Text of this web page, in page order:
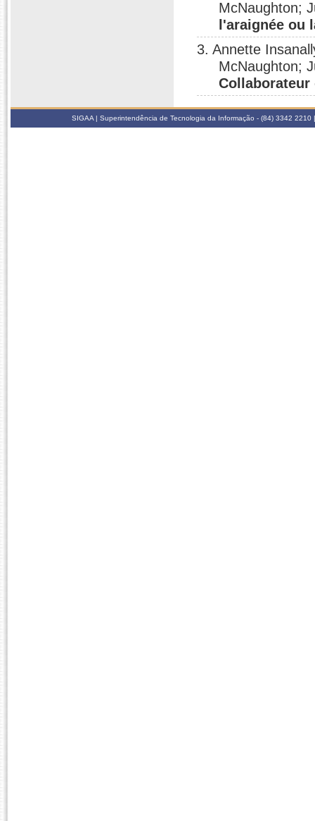
McNaughton;
l'araignée ou
3. Annette
McNaughton;
SIGAA | Superintendência de Tecnologia da Informação - (84) 3342